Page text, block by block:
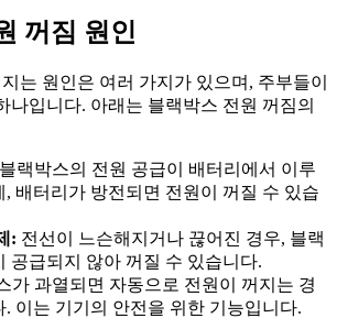
꺼짐 원인
는 원인은 여러 가지가 있으며, 주부들이
나입니다. 아래는 블랙박스 전원 꺼짐의
블랙박스의 전원 공급이 배터리에서 이루
, 배터리가 방전되면 전원이 꺼질 수 있습
: 전선이 느슨해지거나 끊어진 경우, 블랙
공급되지 않아 꺼질 수 있습니다.
가 과열되면 자동으로 전원이 꺼지는 경
. 이는 기기의 안전을 위한 기능입니다.